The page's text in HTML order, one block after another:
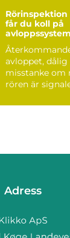
Rörinspektion
får du koll på
problemen
avloppet,
misstanke om
rören är
Adress